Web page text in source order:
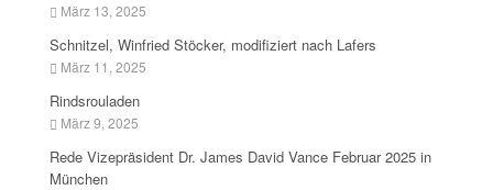
März 13, 2025
Schnitzel, Winfried Stöcker, modifiziert nach Lafers
März 11, 2025
Rindsrouladen
März 9, 2025
Rede Vizepräsident Dr. James David Vance Februar 2025 in
München